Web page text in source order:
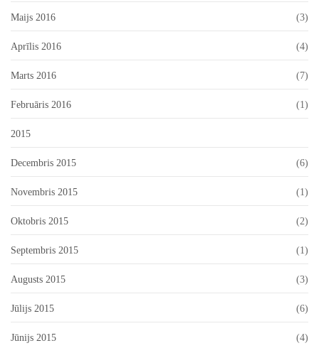
Maijs 2016 (3)
Aprīlis 2016 (4)
Marts 2016 (7)
Februāris 2016 (1)
2015
Decembris 2015 (6)
Novembris 2015 (1)
Oktobris 2015 (2)
Septembris 2015 (1)
Augusts 2015 (3)
Jūlijs 2015 (6)
Jūnijs 2015 (4)